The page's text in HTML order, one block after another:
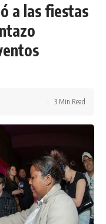
a las fiestas
3 Min Read